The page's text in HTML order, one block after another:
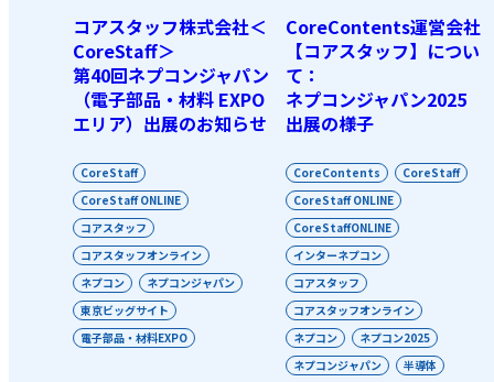
コアスタッフ株式会社＜
CoreStaff＞
第40回ネプコンジャパン
（電子部品・材料 EXPO
エリア）出展のお知らせ
CoreStaff
CoreStaff ONLINE
コアスタッフ
コアスタッフオンライン
ネプコン
ネプコンジャパン
東京ビッグサイト
電子部品・材料EXPO
CoreContents運営会社
【コアスタッフ】につい
て：
ネプコンジャパン2025
出展の様子
CoreContents
CoreStaff
CoreStaff ONLINE
CoreStaffONLINE
インターネプコン
コアスタッフ
コアスタッフオンライン
ネプコン
ネプコン2025
ネプコンジャパン
半導体